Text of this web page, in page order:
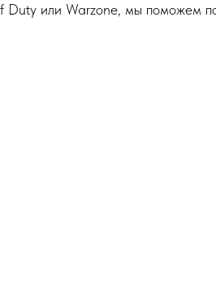
Duty или Warzone, мы поможем